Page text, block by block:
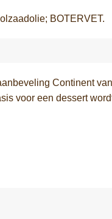
BOTERVET.
Continent
voor een dessert